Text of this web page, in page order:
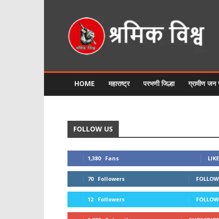
श्रमिक
विश्व
HOME महाराष्ट्र परभणी जिल्हा ग्रामीण जन
FOLLOW US
1,380 Fans LIKE
70 Followers FOLLOW
12 Followers FOLLOW